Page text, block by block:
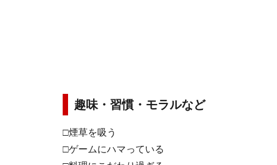
趣味・習慣・モラルなど
□煙草を吸う
□ゲームにハマっている